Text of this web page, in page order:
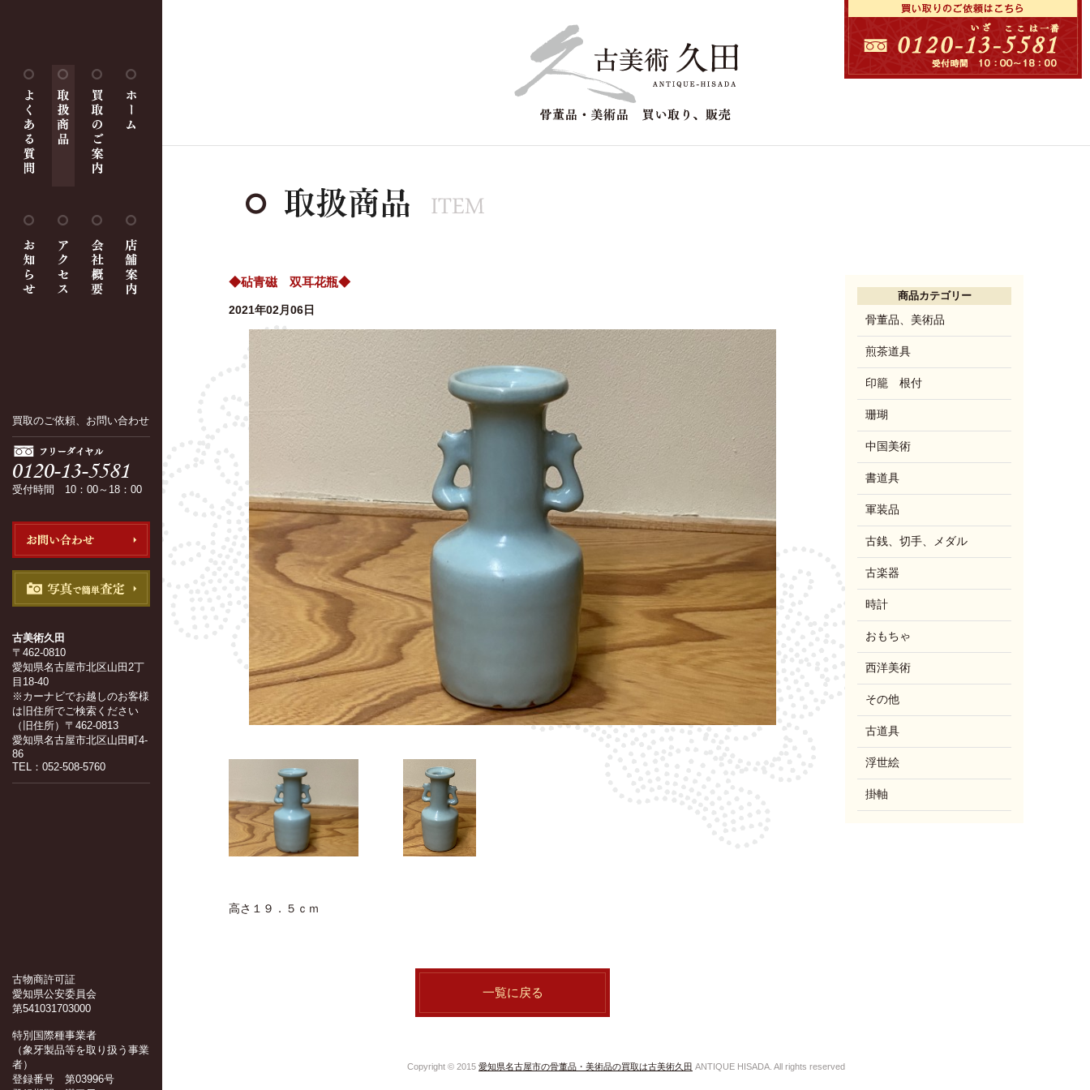
買取のご依頼、お問い合わせ
受付時間 10：00～18：00
古美術久田
〒462-0810
愛知県名古屋市北区山田2丁
目18-40
※カーナビでお越しのお客様
は旧住所でご検索ください
（旧住所）〒462-0813
愛知県名古屋市北区山田町4-
86
TEL：052-508-5760
古物商許可証
愛知県公安委員会
第541031703000
特別国際種事業者
（象牙製品等を取り扱う事業
者）
登録番号 第03996号
◆砧青磁 双耳花瓶◆
2021年02月06日
高さ１９．５ｃｍ
一覧に戻る
商品カテゴリー
骨董品、美術品
煎茶道具
印籠 根付
珊瑚
中国美術
書道具
軍装品
古銭、切手、メダル
古楽器
時計
おもちゃ
西洋美術
その他
古道具
浮世絵
掛軸
Copyright © 2015 愛知県名古屋市の骨董品・美術品の買取は古美術久田 ANTIQUE HISADA. All rights reserved